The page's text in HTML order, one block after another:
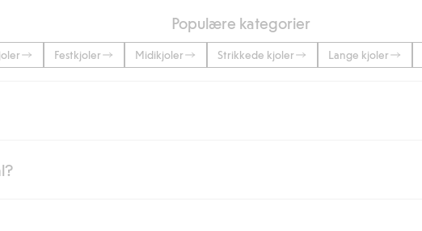
Populære kategorier
Festkjoler Midikjoler Strikkede kjoler Lange kjoler
butikk, eller når du handler for over 500 NOK og velger levering med Bring eller